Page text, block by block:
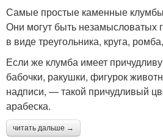
Самые простые каменные
Они могут быть незамысловатых
в виде треугольника, круга,
Если же клумба имеет
бабочки, ракушки, фигурок
надписи, — такой причудливый
арабеска.
читать дальше →